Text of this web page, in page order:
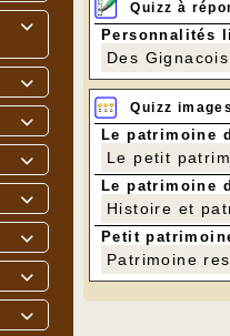








Quizz à
Personnalités
Des
Quizz images
Le patrimoine
Le petit
Le patrimoine
Histoire et
Petit
Patrimoine